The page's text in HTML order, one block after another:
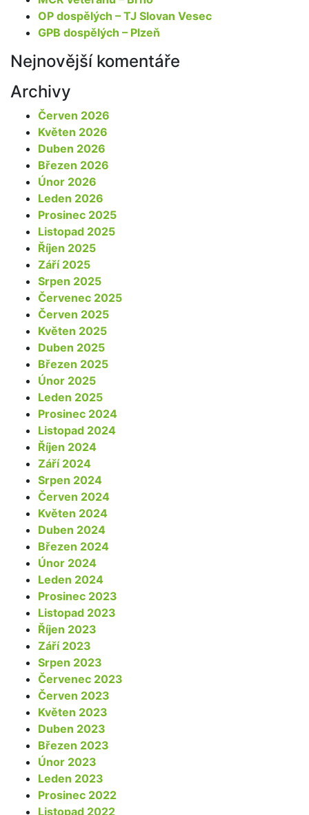
OP dospělých – TJ Slovan Vesec
GPB dospělých – Plzeň
Nejnovější komentáře
Archivy
Červen 2026
Květen 2026
Duben 2026
Březen 2026
Únor 2026
Leden 2026
Prosinec 2025
Listopad 2025
Říjen 2025
Září 2025
Srpen 2025
Červenec 2025
Červen 2025
Květen 2025
Duben 2025
Březen 2025
Únor 2025
Leden 2025
Prosinec 2024
Listopad 2024
Říjen 2024
Září 2024
Srpen 2024
Červen 2024
Květen 2024
Duben 2024
Březen 2024
Únor 2024
Leden 2024
Prosinec 2023
Listopad 2023
Říjen 2023
Září 2023
Srpen 2023
Červenec 2023
Červen 2023
Květen 2023
Duben 2023
Březen 2023
Únor 2023
Leden 2023
Prosinec 2022
Listopad 2022